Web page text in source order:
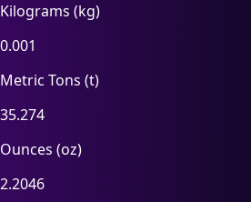
Kilograms (kg)
0.001
Metric Tons (t)
35.274
Ounces (oz)
2.2046